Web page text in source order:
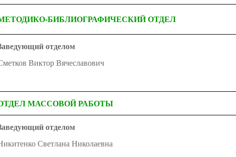
БИБЛИОГРАФИЧЕСКИЙ ОТДЕЛ
отделом
Виктор Вячеславович
МАССОВОЙ РАБОТЫ
отделом
Светлана Николаевна